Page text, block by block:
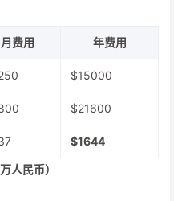
月费用 年费用
$15000
$21600
$1644
人民币）